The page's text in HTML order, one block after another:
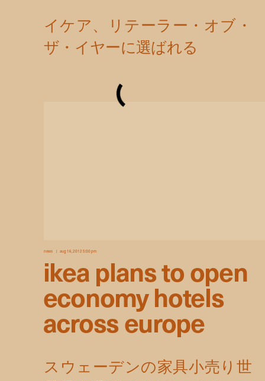
news aug 16, 2012 5:00 pm
ikea plans to open
economy hotels
across europe